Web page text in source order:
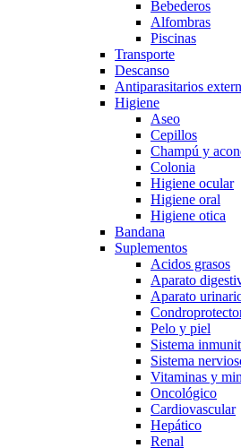
Bebederos
Alfombras
Piscinas
Transporte
Descanso
Antiparasitarios
Higiene
Aseo
Cepillos
Champú y
Colonia
Higiene ocular
Higiene oral
Higiene otica
Bandana
Suplementos
Acidos grasos
Aparato
Aparato
Pelo y piel
Sistema
Sistema
Vitaminas y
Oncológico
Cardiovascular
Hepático
Renal